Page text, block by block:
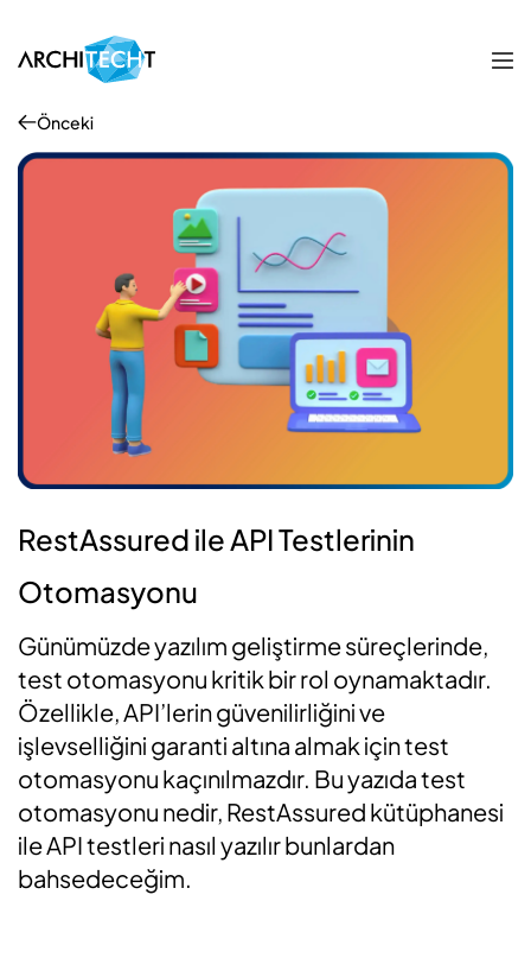
Önceki
RestAssured ile API Testlerinin
Otomasyonu
Günümüzde yazılım geliştirme süreçlerinde,
test otomasyonu kritik bir rol oynamaktadır.
Özellikle, API’lerin güvenilirliğini ve
işlevselliğini garanti altına almak için test
otomasyonu kaçınılmazdır. Bu yazıda test
otomasyonu nedir, RestAssured kütüphanesi
ile API testleri nasıl yazılır bunlardan
bahsedeceğim.